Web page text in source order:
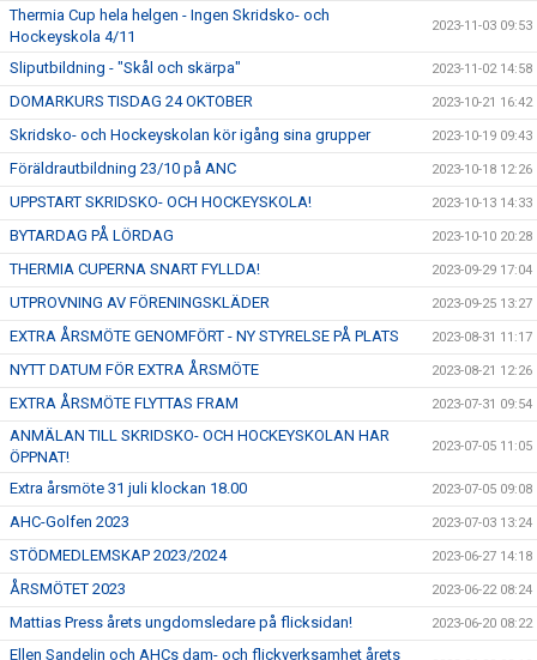
Thermia Cup hela helgen - Ingen Skridsko- och
Hockeyskola 4/11
2023-11-03 09:53
Sliputbildning - "Skål och skärpa" 2023-11-02 14:58
DOMARKURS TISDAG 24 OKTOBER 2023-10-21 16:42
Skridsko- och Hockeyskolan kör igång sina grupper 2023-10-19 09:43
Föräldrautbildning 23/10 på ANC 2023-10-18 12:26
UPPSTART SKRIDSKO- OCH HOCKEYSKOLA! 2023-10-13 14:33
BYTARDAG PÅ LÖRDAG 2023-10-10 20:28
THERMIA CUPERNA SNART FYLLDA! 2023-09-29 17:04
UTPROVNING AV FÖRENINGSKLÄDER 2023-09-25 13:27
EXTRA ÅRSMÖTE GENOMFÖRT - NY STYRELSE PÅ PLATS 2023-08-31 11:17
NYTT DATUM FÖR EXTRA ÅRSMÖTE 2023-08-21 12:26
EXTRA ÅRSMÖTE FLYTTAS FRAM 2023-07-31 09:54
ANMÄLAN TILL SKRIDSKO- OCH HOCKEYSKOLAN HAR
ÖPPNAT!
2023-07-05 11:05
Extra årsmöte 31 juli klockan 18.00 2023-07-05 09:08
AHC-Golfen 2023 2023-07-03 13:24
STÖDMEDLEMSKAP 2023/2024 2023-06-27 14:18
ÅRSMÖTET 2023 2023-06-22 08:24
Mattias Press årets ungdomsledare på flicksidan! 2023-06-20 08:22
Ellen Sandelin och AHCs dam- och flickverksamhet årets